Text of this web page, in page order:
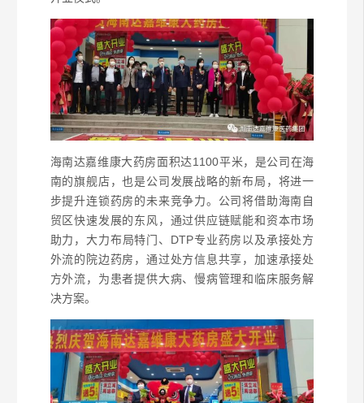
海南达嘉维康大药房面积达1100平米，是公司在海
南的旗舰店，也是公司发展战略的新布局，将进一
步提升连锁药房的未来竞争力。公司将借助海南自
贸区快速发展的东风，通过供应链赋能和资本市场
助力，大力布局特门、DTP专业药房以及承接处方
外流的院边药房，通过处方信息共享，加速承接处
方外流，为患者提供大病、慢病管理和临床服务解
决方案。